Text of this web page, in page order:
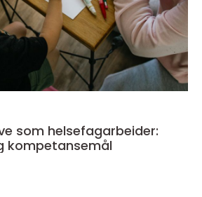
som helsefagarbeider:
kompetansemål